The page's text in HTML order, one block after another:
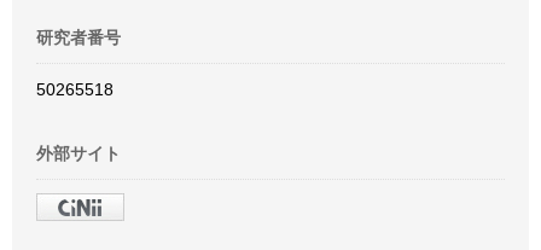
研究者番号
50265518
外部サイト